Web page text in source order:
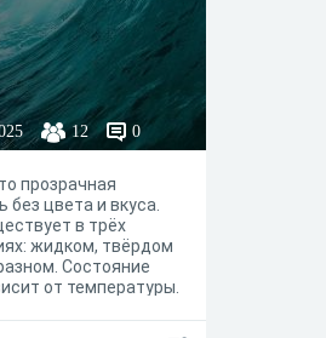
12 0
прозрачная
без цвета и вкуса.
в трёх
жидком, твёрдом
Состояние
от температуры.